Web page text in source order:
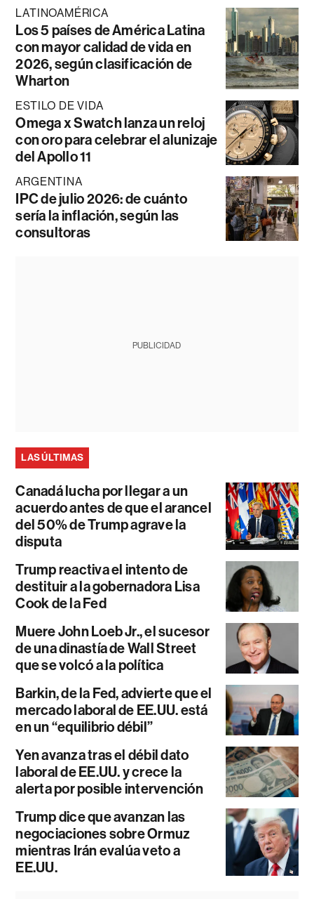
LATINOAMÉRICA
Los 5 países de América Latina
con mayor calidad de vida en
2026, según clasificación de
Wharton
ESTILO DE VIDA
Omega x Swatch lanza un reloj
con oro para celebrar el alunizaje
del Apollo 11
ARGENTINA
IPC de julio 2026: de cuánto
sería la inflación, según las
consultoras
PUBLICIDAD
LAS ÚLTIMAS
Canadá lucha por llegar a un
acuerdo antes de que el arancel
del 50% de Trump agrave la
disputa
Trump reactiva el intento de
destituir a la gobernadora Lisa
Cook de la Fed
Muere John Loeb Jr., el sucesor
de una dinastía de Wall Street
que se volcó a la política
Barkin, de la Fed, advierte que el
mercado laboral de EE.UU. está
en un “equilibrio débil”
Yen avanza tras el débil dato
laboral de EE.UU. y crece la
alerta por posible intervención
Trump dice que avanzan las
negociaciones sobre Ormuz
mientras Irán evalúa veto a
EE.UU.